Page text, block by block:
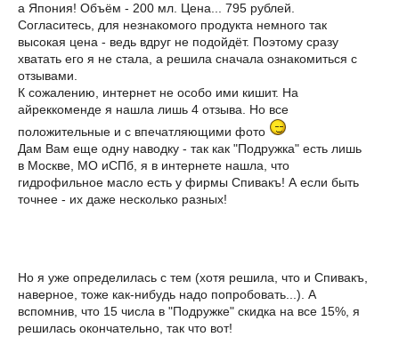
а Япония! Объём - 200 мл. Цена... 795 рублей.
Согласитесь, для незнакомого продукта немного так
высокая цена - ведь вдруг не подойдёт. Поэтому сразу
хватать его я не стала, а решила сначала ознакомиться с
отзывами.
К сожалению, интернет не особо ими кишит. На
айреккоменде я нашла лишь 4 отзыва. Но все
положительные и с впечатляющими фото
Дам Вам еще одну наводку - так как "Подружка" есть лишь
в Москве, МО иСПб, я в интернете нашла, что
гидрофильное масло есть у фирмы Спивакъ! А если быть
точнее - их даже несколько разных!
Но я уже определилась с тем (хотя решила, что и Спивакъ,
наверное, тоже как-нибудь надо попробовать...). А
вспомнив, что 15 числа в "Подружке" скидка на все 15%, я
решилась окончательно, так что вот!